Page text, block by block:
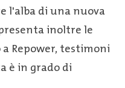
l'alba di una nuova
inoltre le
Repower, testimoni
è in grado di